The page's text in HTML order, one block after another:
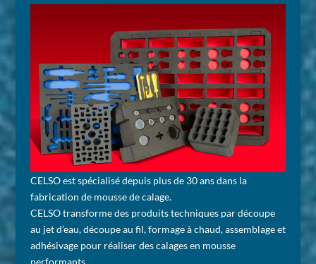
CELSO est spécialisé depuis plus de 30 ans dans la
fabrication de mousse de calage.
CELSO transforme des produits techniques par découpe
au jet d’eau, découpe au fil, formage à chaud, assemblage et
adhésivage pour réaliser des calages en mousse